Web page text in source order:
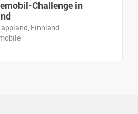
Challenge in
Finnland